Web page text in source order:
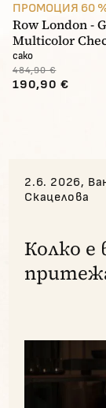
ПРОМОЦИЯ 60
Row London -
Multicolor
сако
484,90 €
190,90 €
2.6. 2026,
Скацелова
Колко е